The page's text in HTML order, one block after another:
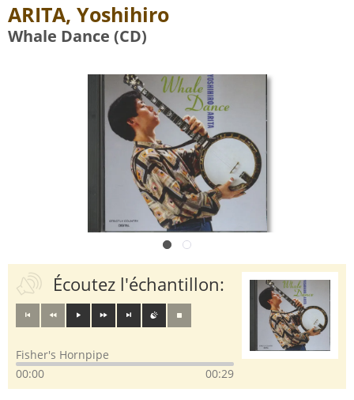
ARITA, Yoshihiro
Whale Dance (CD)
Écoutez l'échantillon:
Fisher's Hornpipe
00:00
00:29